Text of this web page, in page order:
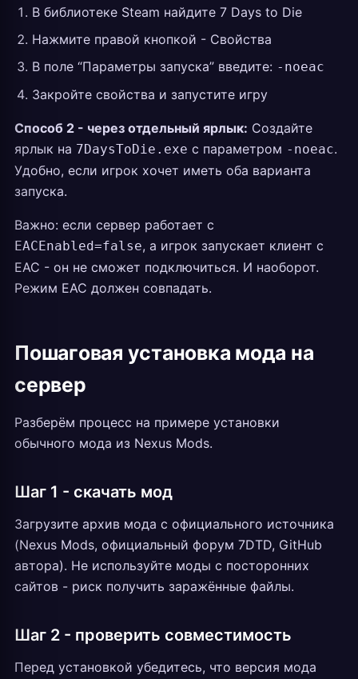
В библиотеке Steam найдите 7 Days to Die
Нажмите правой кнопкой - Свойства
В поле “Параметры запуска” введите: -noeac
Закройте свойства и запустите игру
Способ 2 - через отдельный ярлык: Создайте
ярлык на 7DaysToDie.exe с параметром -noeac.
Удобно, если игрок хочет иметь оба варианта
запуска.
Важно: если сервер работает с
EACEnabled=false, а игрок запускает клиент с
EAC - он не сможет подключиться. И наоборот.
Режим EAC должен совпадать.
Пошаговая установка мода на
сервер
Разберём процесс на примере установки
обычного мода из Nexus Mods.
Шаг 1 - скачать мод
Загрузите архив мода с официального источника
(Nexus Mods, официальный форум 7DTD, GitHub
автора). Не используйте моды с посторонних
сайтов - риск получить заражённые файлы.
Шаг 2 - проверить совместимость
Перед установкой убедитесь, что версия мода